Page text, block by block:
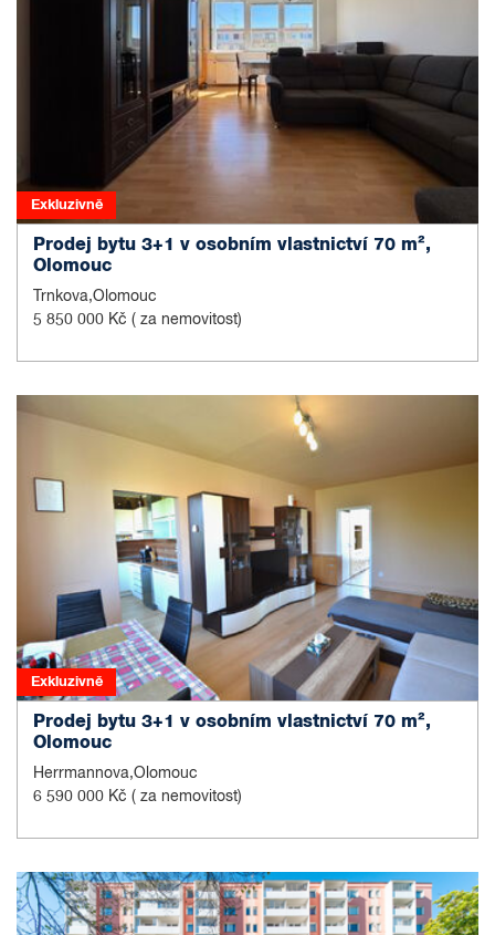
Exkluzivně
Prodej bytu 3+1 v osobním vlastnictví 70 m²,
Olomouc
Trnkova,Olomouc
5 850 000 Kč ( za nemovitost)
Exkluzivně
Prodej bytu 3+1 v osobním vlastnictví 70 m²,
Olomouc
Herrmannova,Olomouc
6 590 000 Kč ( za nemovitost)